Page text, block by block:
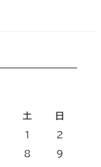
土 日
1 2
8 9